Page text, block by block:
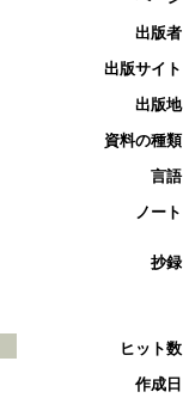
出版者
出版サイト
出版地
資料の種類
言語
ノート
抄録
ヒット数
作成日